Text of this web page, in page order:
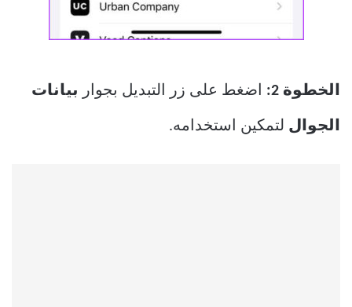
الخطوة 2: اضغط على زر التبديل بجوار بيانات
الجوال لتمكين استخدامه.